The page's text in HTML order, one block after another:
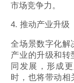
市场竞争力。
4. 推动产业升级
全场景数字化解
产业的升级和转
同发展，形成
时，也将带动相